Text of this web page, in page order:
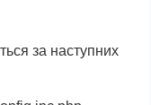
за наступних